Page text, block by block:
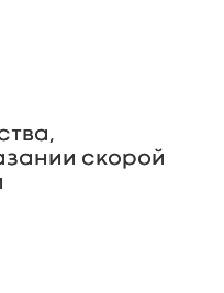
скорой